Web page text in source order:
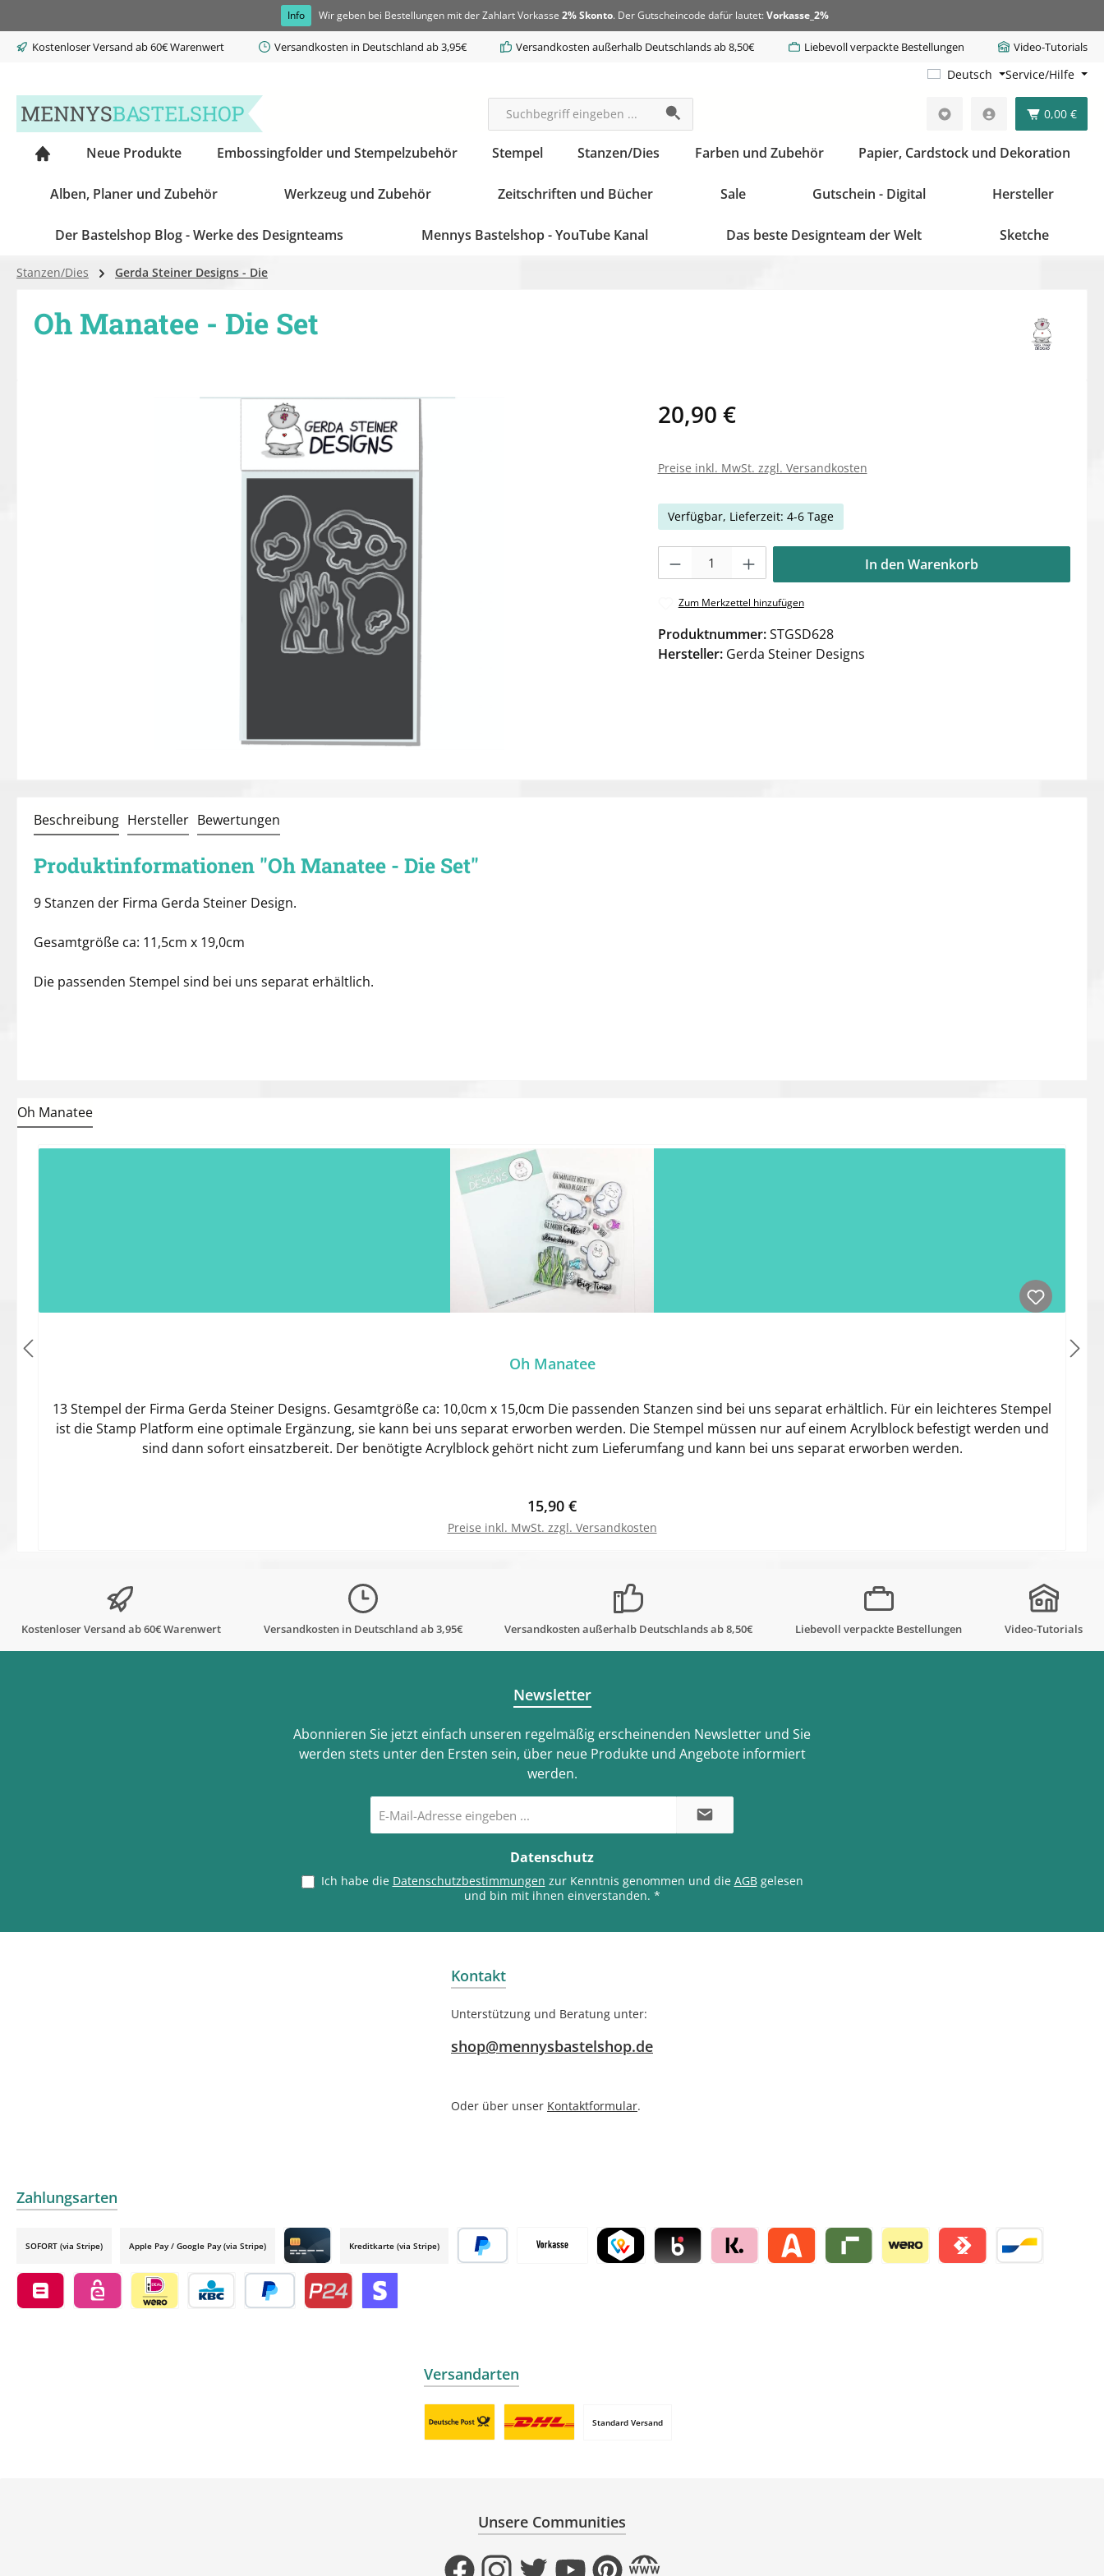
Info Wir geben bei Bestellungen mit der Zahlart Vorkasse 2% Skonto. Der Gutscheincode dafür lautet: Vorkasse_2%
Kostenloser Versand ab 60€ Warenwert Versandkosten in Deutschland ab 3,95€ Versandkosten außerhalb Deutschlands ab 8,50€ Liebevoll verpackte Bestellungen Video-Tutorials
Deutsch Service/Hilfe
0,00 €
Neue Produkte Embossingfolder und Stempelzubehör Stempel Stanzen/Dies Farben und Zubehör Papier, Cardstock und Dekoration
Alben, Planer und Zubehör Werkzeug und Zubehör Zeitschriften und Bücher Sale Gutschein - Digital Hersteller
Der Bastelshop Blog - Werke des Designteams Mennys Bastelshop - YouTube Kanal Das beste Designteam der Welt Sketche
Stanzen/Dies Gerda Steiner Designs - Die
Oh Manatee - Die Set
20,90 €
Preise inkl. MwSt. zzgl. Versandkosten
Verfügbar, Lieferzeit: 4-6 Tage
In den Warenkorb
Zum Merkzettel hinzufügen
Produktnummer:STGSD628
Hersteller: Gerda Steiner Designs
Beschreibung Hersteller Bewertungen
Produktinformationen "Oh Manatee - Die Set"
9 Stanzen der Firma Gerda Steiner Design.
Gesamtgröße ca: 11,5cm x 19,0cm
Die passenden Stempel sind bei uns separat erhältlich.
Oh Manatee
Produktgalerie überspringen
Oh Manatee
13 Stempel der Firma Gerda Steiner Designs. Gesamtgröße ca: 10,0cm x 15,0cm Die passenden Stanzen sind bei uns separat erhältlich. Für ein leichteres Stempel
ist die Stamp Platform eine optimale Ergänzung, sie kann bei uns separat erworben werden. Die Stempel müssen nur auf einem Acrylblock befestigt werden und
sind dann sofort einsatzbereit. Der benötigte Acrylblock gehört nicht zum Lieferumfang und kann bei uns separat erworben werden.
Regulärer Preis:
15,90 €
Preise inkl. MwSt. zzgl. Versandkosten
Kostenloser Versand ab 60€ Warenwert Versandkosten in Deutschland ab 3,95€ Versandkosten außerhalb Deutschlands ab 8,50€ Liebevoll verpackte Bestellungen Video-Tutorials
Newsletter
Abonnieren Sie jetzt einfach unseren regelmäßig erscheinenden Newsletter und Sie
werden stets unter den Ersten sein, über neue Produkte und Angebote informiert
werden.
Mail-
Adresse
Datenschutz
Ich habe die Datenschutzbestimmungen zur Kenntnis genommen und die AGBgelesen
und bin mit ihnen einverstanden. *
Kontakt
Unterstützung und Beratung unter:
shop@mennysbastelshop.de
Oder über unser Kontaktformular.
Zahlungsarten
SOFORT (via Stripe) Apple Pay / Google Pay (via Stripe)
Credit card by mollie
Kreditkarte (via Stripe)
Versandarten
Standard Versand
Unsere Communities